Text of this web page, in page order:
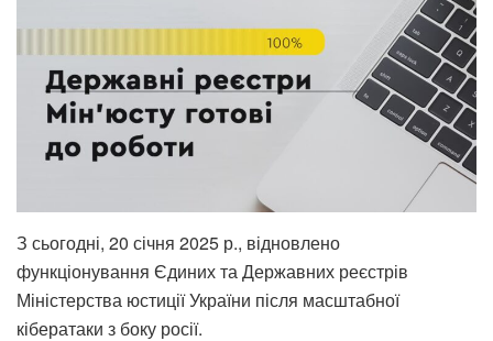
З сьогодні, 20 січня 2025 р., відновлено
функціонування Єдиних та Державних реєстрів
Міністерства юстиції України після масштабної
кібератаки з боку росії.